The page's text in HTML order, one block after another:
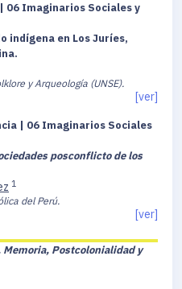
06 Imaginarios Sociales y
indígena en Los Juríes,
y Arqueología (UNSE).
[ver]
| 06 Imaginarios Sociales
posconflicto de los
1
del Perú.
[ver]
Postcolonialidad y